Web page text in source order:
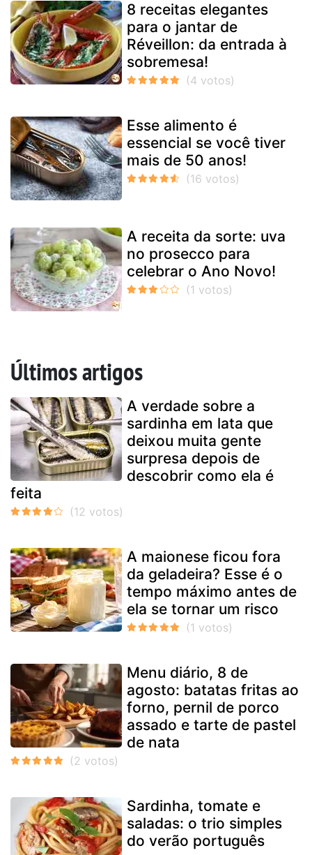
8 receitas elegantes
para o jantar de
Réveillon: da entrada à
sobremesa!
Esse alimento é
essencial se você tiver
mais de 50 anos!
A receita da sorte: uva
no prosecco para
celebrar o Ano Novo!
Últimos artigos
A verdade sobre a
sardinha em lata que
deixou muita gente
surpresa depois de
descobrir como ela é
feita
A maionese ficou fora
da geladeira? Esse é o
tempo máximo antes de
ela se tornar um risco
Menu diário, 8 de
agosto: batatas fritas ao
forno, pernil de porco
assado e tarte de pastel
de nata
Sardinha, tomate e
saladas: o trio simples
do verão português